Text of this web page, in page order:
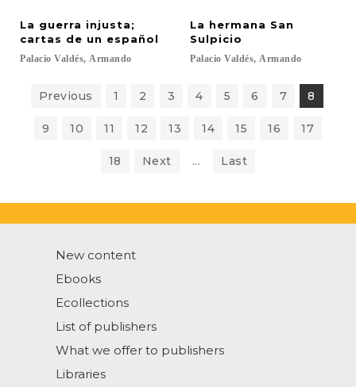
La guerra injusta;
cartas de un español
Palacio Valdés, Armando
La hermana San
Sulpicio
Palacio Valdés, Armando
Previous 1 2 3 4 5 6 7 8
9 10 11 12 13 14 15 16 17
18 Next ... Last
New content
Ebooks
Ecollections
List of publishers
What we offer to publishers
Libraries